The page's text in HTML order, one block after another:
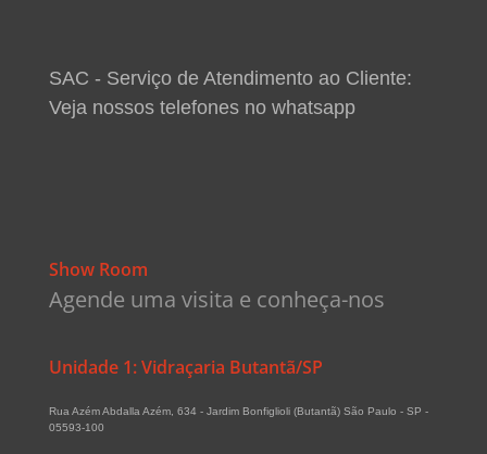
SAC - Serviço de Atendimento ao Cliente:
Veja nossos telefones no whatsapp
Show Room
Agende uma visita e conheça-nos
Unidade 1: Vidraçaria Butantã/SP
Rua Azém Abdalla Azém, 634 - Jardim Bonfiglioli (Butantã) São Paulo - SP -
05593-100